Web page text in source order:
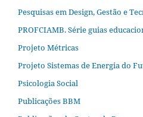
Pesquisas em Design, Gestão e
PROFCIAMB. Série guias
Projeto Métricas
Projeto Sistemas de Energia do
Psicologia Social
Publicações BBM